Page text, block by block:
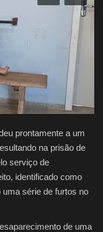
prontamente a um
na prisão de
serviço de
identificado como
série de furtos no
de uma